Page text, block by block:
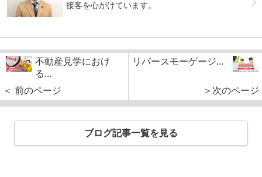
接客を心がけています。
不動産見学におけ
る...
＜ 前のページ
リバースモーゲージ...
＞次のページ
ブログ記事一覧を見る